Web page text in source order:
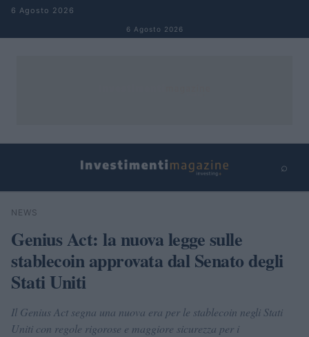
Salta al contenuto
6 Agosto 2026
6 Agosto 2026
⌕
Cerca
NEWS
Genius Act: la nuova legge sulle
stablecoin approvata dal Senato degli
Stati Uniti
Il Genius Act segna una nuova era per le stablecoin negli Stati
Uniti con regole rigorose e maggiore sicurezza per i